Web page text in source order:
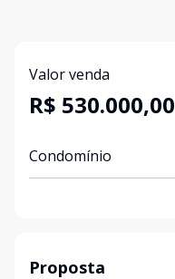
Valor venda
R$ 530.000,00
Condomínio
Proposta